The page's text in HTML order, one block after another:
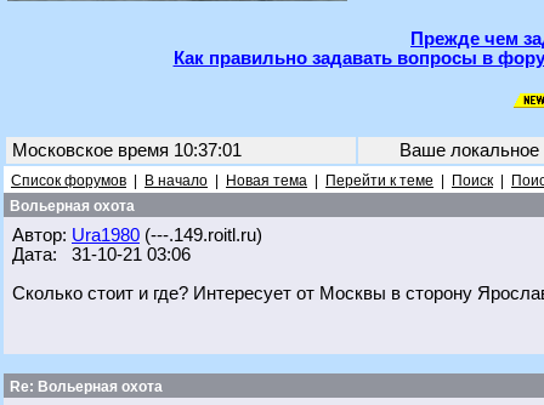
Прежде чем
Как правильно задавать вопросы в
Московское время 10:37:01 Ваше
Список форумов В начало Новая тема Перейти к теме Поиск
Вольерная охота
Автор: Ura1980 (---.149.roitl.ru)
Дата: 31-10-21 03:06
Сколько стоит и где? Интересует от Москвы в сторону
Re: Вольерная охота